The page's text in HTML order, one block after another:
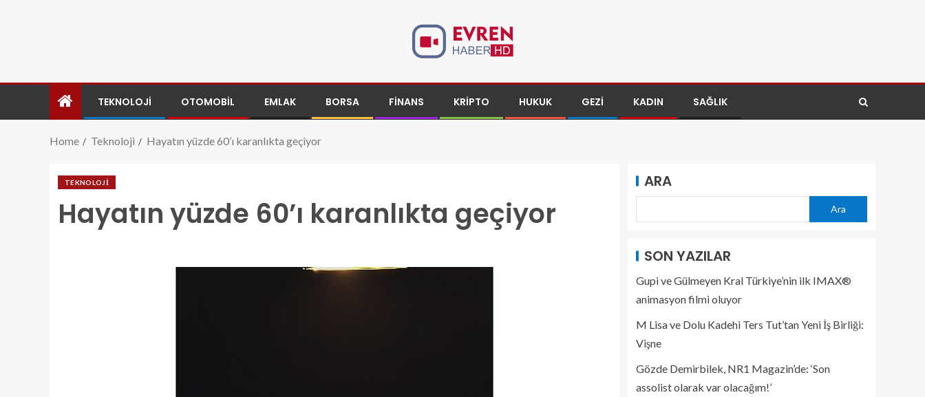
TEKNOLOJI OTOMOBIL EMLAK BORSA FINANS KRIPTO HUKUK GEZI KADIN SAĞLIK
Home Teknoloji Hayatın yüzde 60’ı karanlıkta geçiyor
TEKNOLOJI
Hayatın yüzde 60’ı karanlıkta geçiyor
ARA
Ara
SON YAZILAR
Gupi ve Gülmeyen Kral Türkiye’nin ilk IMAX®
animasyon filmi oluyor
M Lisa ve Dolu Kadehi Ters Tut’tan Yeni İş Birliği:
Vişne
Gözde Demirbilek, NR1 Magazin’de: ‘Son
assolist olarak var olacağım!’